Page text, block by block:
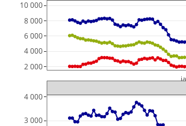
2 000
4 000
6 000
8 000
10 000
3 000
4 000